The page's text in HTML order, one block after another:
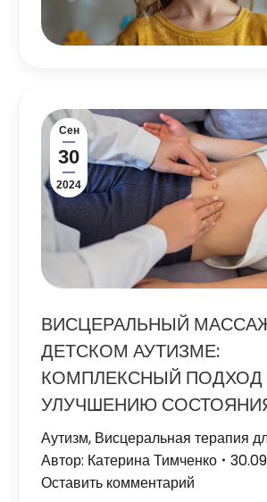
Сен
30
2024
ВИСЦЕРАЛЬНЫЙ
ДЕТСКОМ АУТИЗМЕ:
КОМПЛЕКСНЫЙ ПОДХОД
УЛУЧШЕНИЮ
Аутизм, Висцеральная терапия
Автор: Катерина Тимченко
Оставить комментарий